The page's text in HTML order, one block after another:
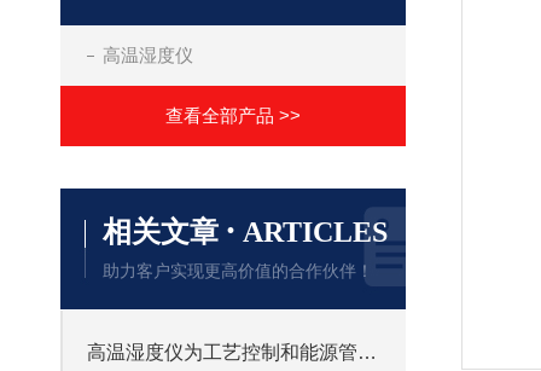
高温湿度仪
查看全部产品 >>
相关文章 · ARTICLES
助力客户实现更高价值的合作伙伴！
高温湿度仪为工艺控制和能源管理提供关键数据